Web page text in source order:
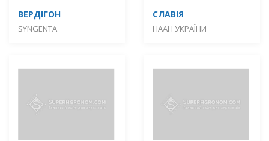
ВЕРДІГОН
SYNGENTA
СЛАВІЯ
НААН УКРАЇНИ